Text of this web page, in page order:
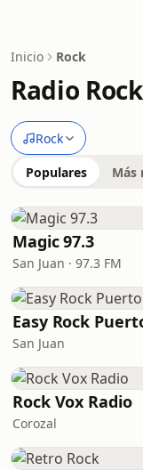
Inicio Rock
Radio
Rock
Populares Más
Magic 97.3
San Juan · 97.3 FM
Easy Rock
San Juan
Rock Vox Radio
Corozal